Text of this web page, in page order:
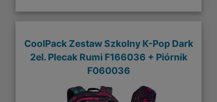
CoolPack Zestaw Szkolny K-Pop Dark
2el. Plecak Rumi F166036 + Piórnik
F060036